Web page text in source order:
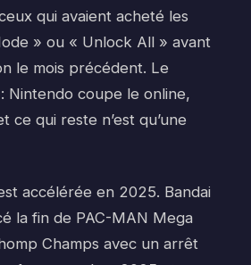
qui avaient acheté les
» ou « Unlock All » avant
le mois précédent. Le
Nintendo coupe le online,
ce qui reste n’est qu’une
accélérée en 2025. Bandai
la fin de PAC-MAN Mega
Champs avec un arrêt